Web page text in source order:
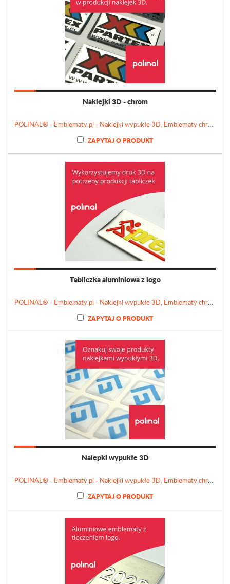
Naklejki 3D - chrom
POLINAL® - Emblematy.pl - Naklejki wypukłe 3D, Emblematy chromowane, Tabliczki, Etykiety
ZAPYTAJ O PRODUKT
Tabliczka aluminiowa z logo
POLINAL® - Emblematy.pl - Naklejki wypukłe 3D, Emblematy chromowane, Tabliczki, Etykiety
ZAPYTAJ O PRODUKT
Nalepki wypukłe 3D
POLINAL® - Emblematy.pl - Naklejki wypukłe 3D, Emblematy chromowane, Tabliczki, Etykiety
ZAPYTAJ O PRODUKT